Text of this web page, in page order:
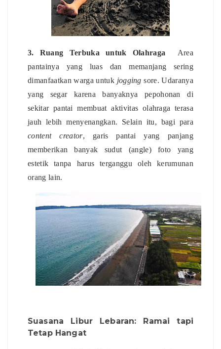
3. Ruang Terbuka untuk Olahraga
Area
pantainya yang luas dan memanjang sering
dimanfaatkan warga untuk jogging sore. Udaranya
yang segar karena banyaknya pepohonan di
sekitar pantai membuat aktivitas olahraga terasa
jauh lebih menyenangkan. Selain itu, bagi para
content creator, garis pantai yang panjang
memberikan banyak sudut (angle) foto yang
estetik tanpa harus terganggu oleh kerumunan
orang lain.
Suasana Libur Lebaran: Ramai tapi
Tetap Hangat